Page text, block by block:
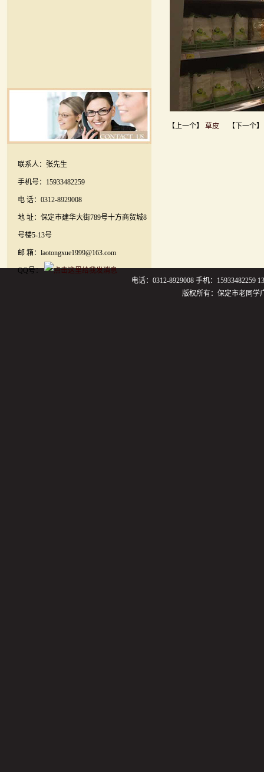
联系人：张先生
手机号：15933482259
电 话：0312-8929008
地 址：保定市建华大街789号十方商贸城8
号楼5-13号
邮 箱：laotongxue1999@163.com
QQ号：
【上一个】 草皮 【下一个
电话：0312-8929008 手机：15933482259
版权所有：保定市老同学